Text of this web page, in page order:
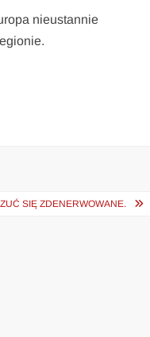
nieustannie
SIĘ ZDENERWOWANE.